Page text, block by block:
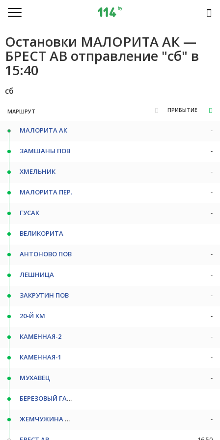
Остановки МАЛОРИТА АК —
БРЕСТ АВ отправление "сб" в
15:40
сб
МАРШРУТ ПРИБЫТИЕ
МАЛОРИТА АК -
ЗАМШАНЫ ПОВ -
ХМЕЛЬНИК -
МАЛОРИТА ПЕР. -
ГУСАК -
ВЕЛИКОРИТА -
АНТОНОВО ПОВ -
ЛЕШНИЦА -
ЗАКРУТИН ПОВ -
20-Й КМ -
КАМЕННАЯ-2 -
КАМЕННАЯ-1 -
МУХАВЕЦ -
БЕРЕЗОВЫЙ ГАЙ С/Т -
ЖЕМЧУЖИНА ПОВ -